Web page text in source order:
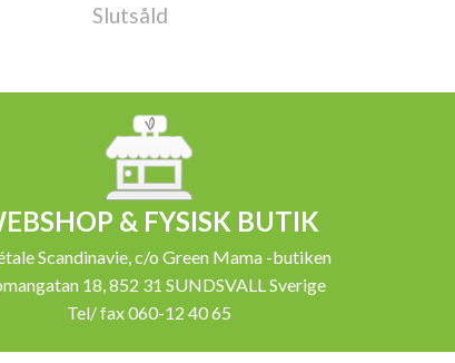
Slutsåld
& FYSISK BUTIK
Scandinavie, c/o Green Mama -butiken
18, 852 31 SUNDSVALL Sverige
Tel/ fax 060-12 40 65